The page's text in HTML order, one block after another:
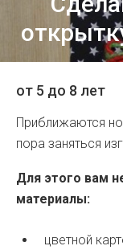
от 5 до 8 лет
Приближаются
пора заняться
Для этого вам
материалы:
цветной